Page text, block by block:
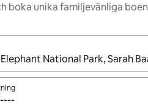
boka unika familjevänliga
är tillgängliga kan du